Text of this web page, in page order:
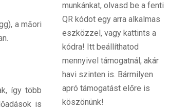
a māori
így több
is
munkánkat, olvasd be a fenti
QR kódot egy arra alkalmas
eszközzel, vagy kattints a
kódra! Itt beállíthatod
mennyivel támogatnál, akár
havi szinten is. Bármilyen
apró támogatást előre is
köszönünk!